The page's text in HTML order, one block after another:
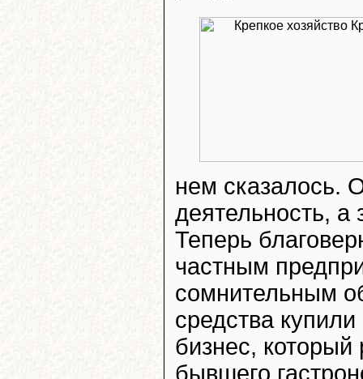
нем сказалось.
деятельность,
Теперь
частным
сомнительным
средства
бизнес, который
бывшего